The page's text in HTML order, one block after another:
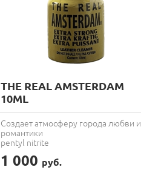
THE REAL AMSTERDAM
10ML
Создает атмосферу города любви и
романтики
pentyl nitrite
1 000 руб.